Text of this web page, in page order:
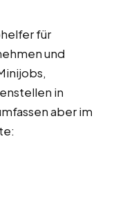
für
und
in
aber im